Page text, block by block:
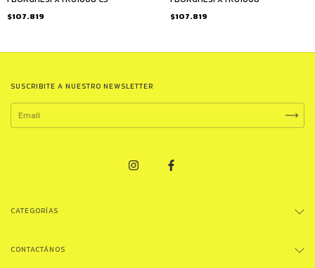
$107.819 $107.819
SUSCRIBITE A NUESTRO NEWSLETTER
CATEGORÍAS
CONTACTÁNOS